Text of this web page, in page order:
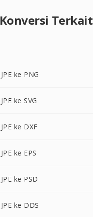
Konversi Terkait
JPE ke PNG
JPE ke SVG
JPE ke DXF
JPE ke EPS
JPE ke PSD
JPE ke DDS